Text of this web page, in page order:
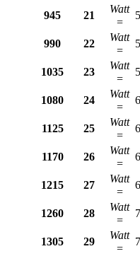
945 21
Watt
=
990 22
Watt
=
1035 23
Watt
=
1080 24
Watt
=
1125 25
Watt
=
1170 26
Watt
=
1215 27
Watt
=
1260 28
Watt
=
1305 29
Watt
=